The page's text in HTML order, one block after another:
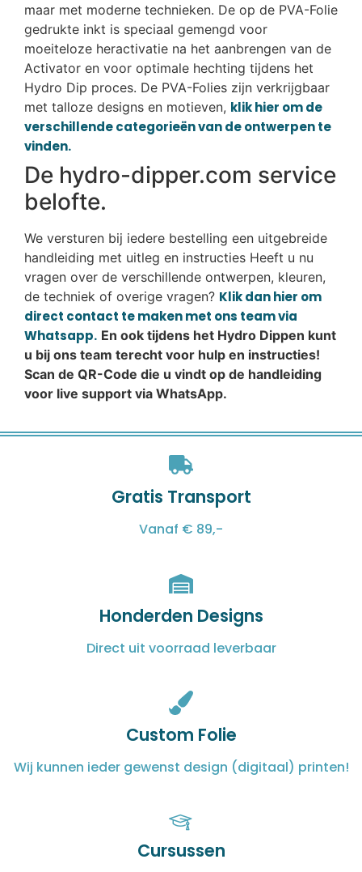
maar met moderne technieken. De op de PVA-Folie
gedrukte inkt is speciaal gemengd voor
moeiteloze heractivatie na het aanbrengen van de
Activator en voor optimale hechting tijdens het
Hydro Dip proces. De PVA-Folies zijn verkrijgbaar
met talloze designs en motieven, klik hier om de
verschillende categorieën van de ontwerpen te
vinden.
De hydro-dipper.com service
belofte.
We versturen bij iedere bestelling een uitgebreide
handleiding met uitleg en instructies Heeft u nu
vragen over de verschillende ontwerpen, kleuren,
de techniek of overige vragen? Klik dan hier om
direct contact te maken met ons team via
Whatsapp. En ook tijdens het Hydro Dippen kunt
u bij ons team terecht voor hulp en instructies!
Scan de QR-Code die u vindt op de handleiding
voor live support via WhatsApp.
Gratis Transport
Vanaf € 89,-
Honderden Designs
Direct uit voorraad leverbaar
Custom Folie
Wij kunnen ieder gewenst design (digitaal) printen!
Cursussen